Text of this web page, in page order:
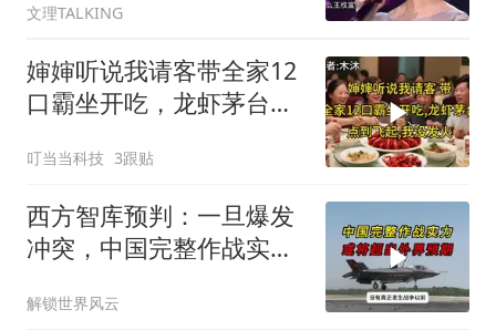
文理TALKING
婶婶听说我请客带全家12
口霸坐开吃，龙虾茅台点
叮当当科技 3跟贴
西方智库预判：一旦爆发
冲突，中国完整作战实力
解锁世界风云